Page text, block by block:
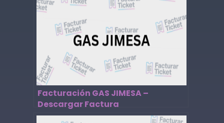
Facturación GAS JIMESA –
Descargar Factura